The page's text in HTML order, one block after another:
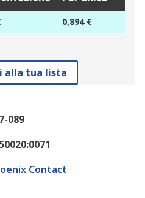
0,894 €
alla tua lista
089
Contact